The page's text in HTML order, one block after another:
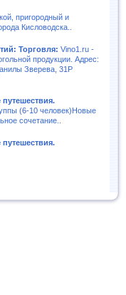
пригородный и
Кисловодска..
Торговля: Vino1.ru -
продукции. Адрес:
Зверева, 31Р
(6-10 человек)Новые
сочетание..